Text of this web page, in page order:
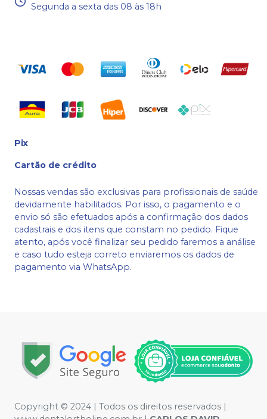
Segunda a sexta das 08 às 18h
Pix
Cartão de crédito
Nossas vendas são exclusivas para profissionais de saúde
devidamente habilitados. Por isso, o pagamento e o
envio só são efetuados após a confirmação dos dados
cadastrais e dos itens que constam no pedido. Fique
atento, após você finalizar seu pedido faremos a análise
e caso tudo esteja correto enviaremos os dados de
pagamento via WhatsApp.
Copyright © 2024 | Todos os direitos reservados |